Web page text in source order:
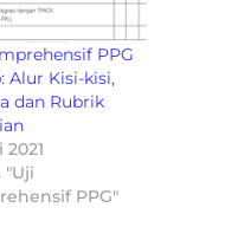
PPG
Alur Kisi-kisi,
dan Rubrik
2021
"Uji
PPG"